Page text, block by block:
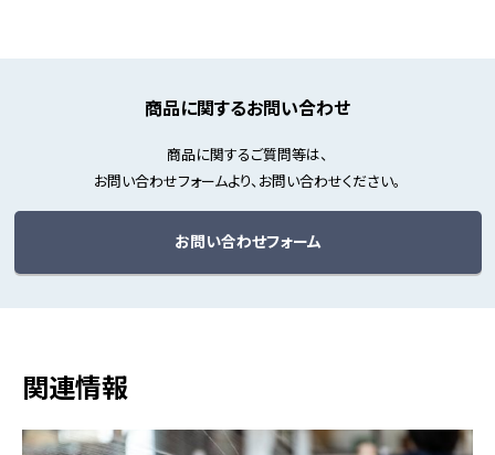
商品に関するお問い合わせ
商品に関するご質問等は、
お問い合わせフォームより、お問い合わせください。
お問い合わせフォーム
関連情報